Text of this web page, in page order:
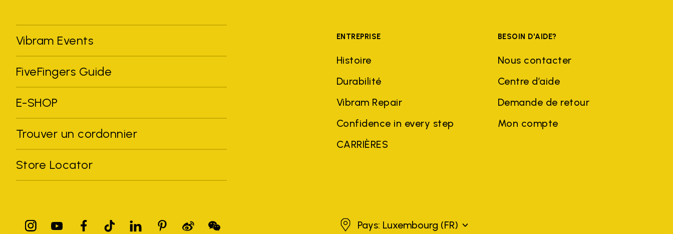
Vibram Events
FiveFingers Guide
E-SHOP
Trouver un cordonnier
Store Locator
ENTREPRISE
Histoire
Durabilité
Vibram Repair
Confidence in every step
CARRIÈRES
BESOIN D'AIDE?
Nous contacter
Centre d’aide
Demande de retour
Mon compte
Luxembourg
Pays: Luxembourg (FR)